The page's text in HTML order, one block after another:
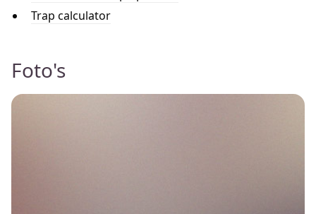
Trap calculator
Foto's